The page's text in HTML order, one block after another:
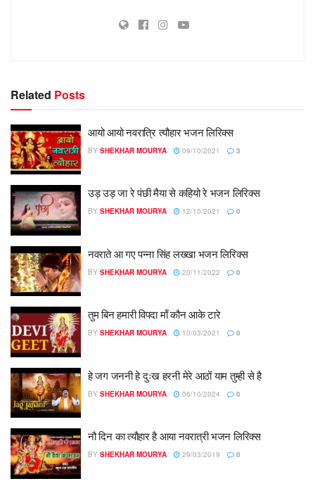
Related Posts
आयो आयो नवरात्रि त्यौहार भजन लिरिक्स
BY SHEKHAR MOURYA 09/10/2021 3
उड़ उड़ जा रे पंछी मैया से कहियो रे भजन लिरिक्स
BY SHEKHAR MOURYA 12/10/2021 0
नवराते आ गए पन्ना सिंह लख्खा भजन लिरिक्स
BY SHEKHAR MOURYA 20/11/2022 0
तुम बिन हमारी विपदा माँ कौन आके टारे
BY SHEKHAR MOURYA 10/03/2021 0
हे जग जननी हे दुःख हरनी मेरे आठों याम तुम्ही से है
BY SHEKHAR MOURYA 06/10/2024 0
नौ दिन का त्यौहार है आया नवरात्री भजन लिरिक्स
BY SHEKHAR MOURYA 29/03/2019 0